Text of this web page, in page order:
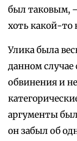
был таковым,
хоть какой-то
Улика была
данном случае
обвинения и
аргументы
он забыл об